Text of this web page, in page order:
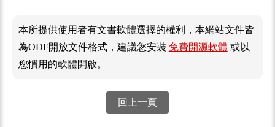
本所提供使用者有文書軟體選擇的權利，本網站文件皆
為ODF開放文件格式，建議您安裝 免費開源軟體 或以
您慣用的軟體開啟。
回上一頁